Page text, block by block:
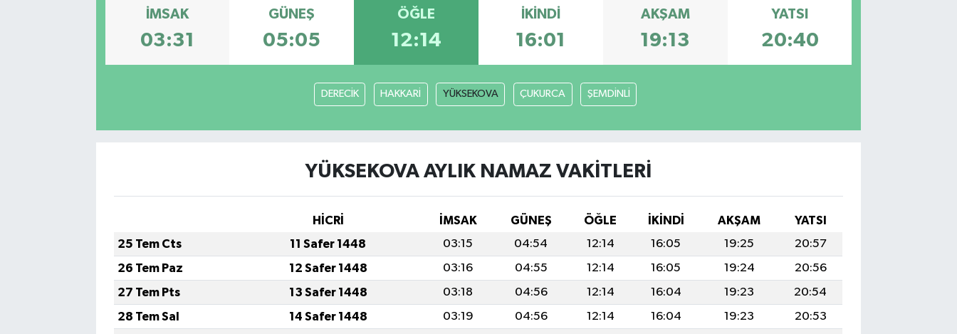
İMSAK
03:31
GÜNEŞ
05:05
ÖĞLE
12:14
İKINDI
16:01
AKŞAM
19:13
YATSI
20:40
DERECİK HAKKARİ YÜKSEKOVA ÇUKURCA ŞEMDİNLİ
YÜKSEKOVA AYLIK NAMAZ VAKITLERI
HİCRİ İMSAK GÜNEŞ ÖĞLE İKINDI AKŞAM
YATSI
25 Tem Cts
11 Safer 1448 03:15 04:54 12:14 16:05 19:25
20:57
26 Tem Paz
12 Safer 1448 03:16 04:55 12:14 16:05 19:24
20:56
27 Tem Pts
13 Safer 1448 03:18 04:56 12:14 16:04 19:23
20:54
28 Tem Sal
14 Safer 1448 03:19 04:56 12:14 16:04 19:23
20:53